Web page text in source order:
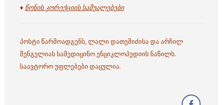
♦ წონის კორექციის საშუალებები
პოსტი წარმოადგენს, ლალი დათეშიძისა და არჩილ
შენგელიას სამედიცინო ენციკლოპედიის ნაწილს.
საავტორო უფლებები დაცულია.